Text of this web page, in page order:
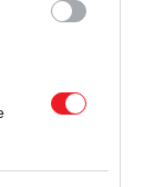
a Cha 1107-
vezetik az
ilyen